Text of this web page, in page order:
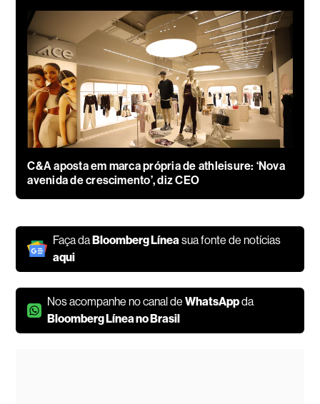
C&A aposta em marca própria de athleisure: ‘Nova
avenida de crescimento’, diz CEO
Faça daBloomberg Línea sua fonte de notícias
aqui
Nos acompanhe no canal deWhatsAppda
Bloomberg Línea no Brasil